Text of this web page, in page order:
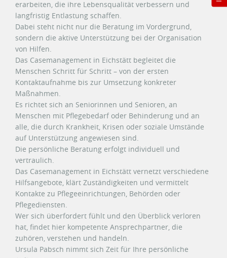
erarbeiten, die ihre Lebensqualität verbessern und
langfristig Entlastung schaffen.
Dabei steht nicht nur die Beratung im Vordergrund,
sondern die aktive Unterstützung bei der Organisation
von Hilfen.
Das Casemanagement in Eichstätt begleitet die
Menschen Schritt für Schritt – von der ersten
Kontaktaufnahme bis zur Umsetzung konkreter
Maßnahmen.
Es richtet sich an Seniorinnen und Senioren, an
Menschen mit Pflegebedarf oder Behinderung und an
alle, die durch Krankheit, Krisen oder soziale Umstände
auf Unterstützung angewiesen sind.
Die persönliche Beratung erfolgt individuell und
vertraulich.
Das Casemanagement in Eichstätt vernetzt verschiedene
Hilfsangebote, klärt Zuständigkeiten und vermittelt
Kontakte zu Pflegeeinrichtungen, Behörden oder
Pflegediensten.
Wer sich überfordert fühlt und den Überblick verloren
hat, findet hier kompetente Ansprechpartner, die
zuhören, verstehen und handeln.
Ursula Pabsch nimmt sich Zeit für Ihre persönliche